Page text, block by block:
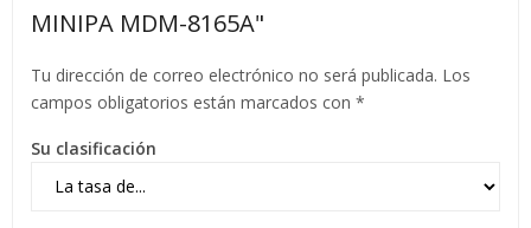
MINIPA MDM-8165A"
Tu dirección de correo electrónico no será publicada. Los
campos obligatorios están marcados con *
Su clasificación